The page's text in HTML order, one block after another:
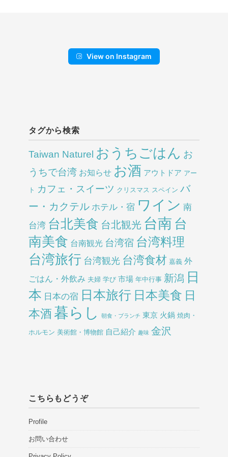
View on Instagram
タグから検索
Taiwan Naturel おうちごはん お
うちで台湾 お知らせ お酒 アウトドア アー
ト カフェ・スイーツ クリスマス スペイン バ
ー・カクテル ホテル・宿 ワイン 南
台湾 台北美食 台北観光 台南 台
南美食 台南観光 台湾宿 台湾料理
台湾旅行 台湾観光 台湾食材 嘉義 外
ごはん・外飲み 夫婦 学び 市場 年中行事 新潟 日
本 日本の宿 日本旅行 日本美食 日
本酒 暮らし 朝食・ブランチ 東京 火鍋 焼肉・
ホルモン 美術館・博物館 自己紹介 趣味 金沢
こちらもどうぞ
Profile
お問い合わせ